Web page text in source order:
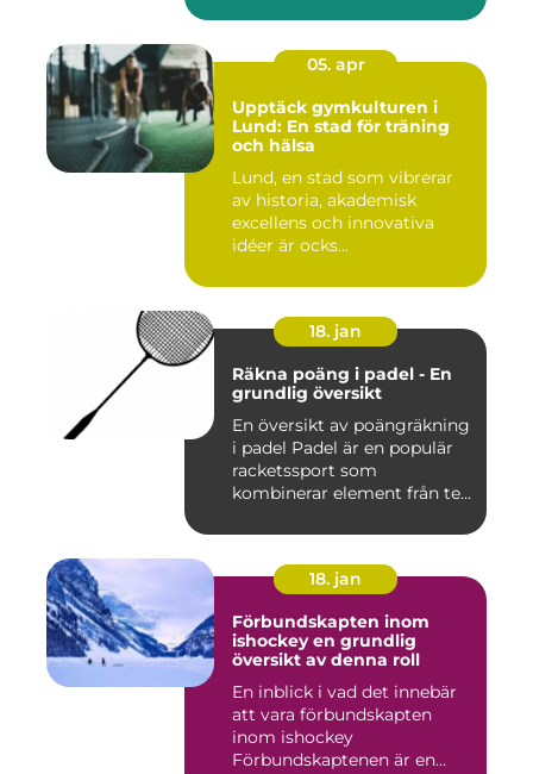
05. apr
Upptäck gymkulturen i
Lund: En stad för träning
och hälsa
Lund, en stad som vibrerar
av historia, akademisk
excellens och innovativa
idéer är ocks...
18. jan
Räkna poäng i padel - En
grundlig översikt
En översikt av poängräkning
i padel Padel är en populär
racketssport som
kombinerar element från te...
18. jan
Förbundskapten inom
ishockey en grundlig
översikt av denna roll
En inblick i vad det innebär
att vara förbundskapten
inom ishockey
Förbundskaptenen är en